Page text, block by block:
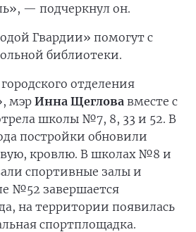
— подчеркнул он.
Гвардии» помогут с
библиотеки.
отделения
мэр Инна Щеглова вместе с
школы №7, 8, 33 и 52. В
постройки обновили
кровлю. В школах №8 и
спортивные залы и
№52 завершается
на территории появилась
спортплощадка.